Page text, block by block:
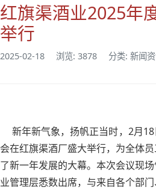
红旗渠酒业2025年
举行
2025-02-18 浏览: 3878 分类: 新闻
新年新气象，扬帆正当时，2月
会在红旗渠酒厂盛大举行，为全体
了新一年发展的大幕。本次会议现
业管理层悉数出席，与来自各个部